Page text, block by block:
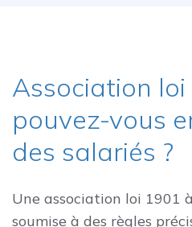
Association loi
pouvez-vous
des salariés ?
Une association loi 1901
soumise à des règles